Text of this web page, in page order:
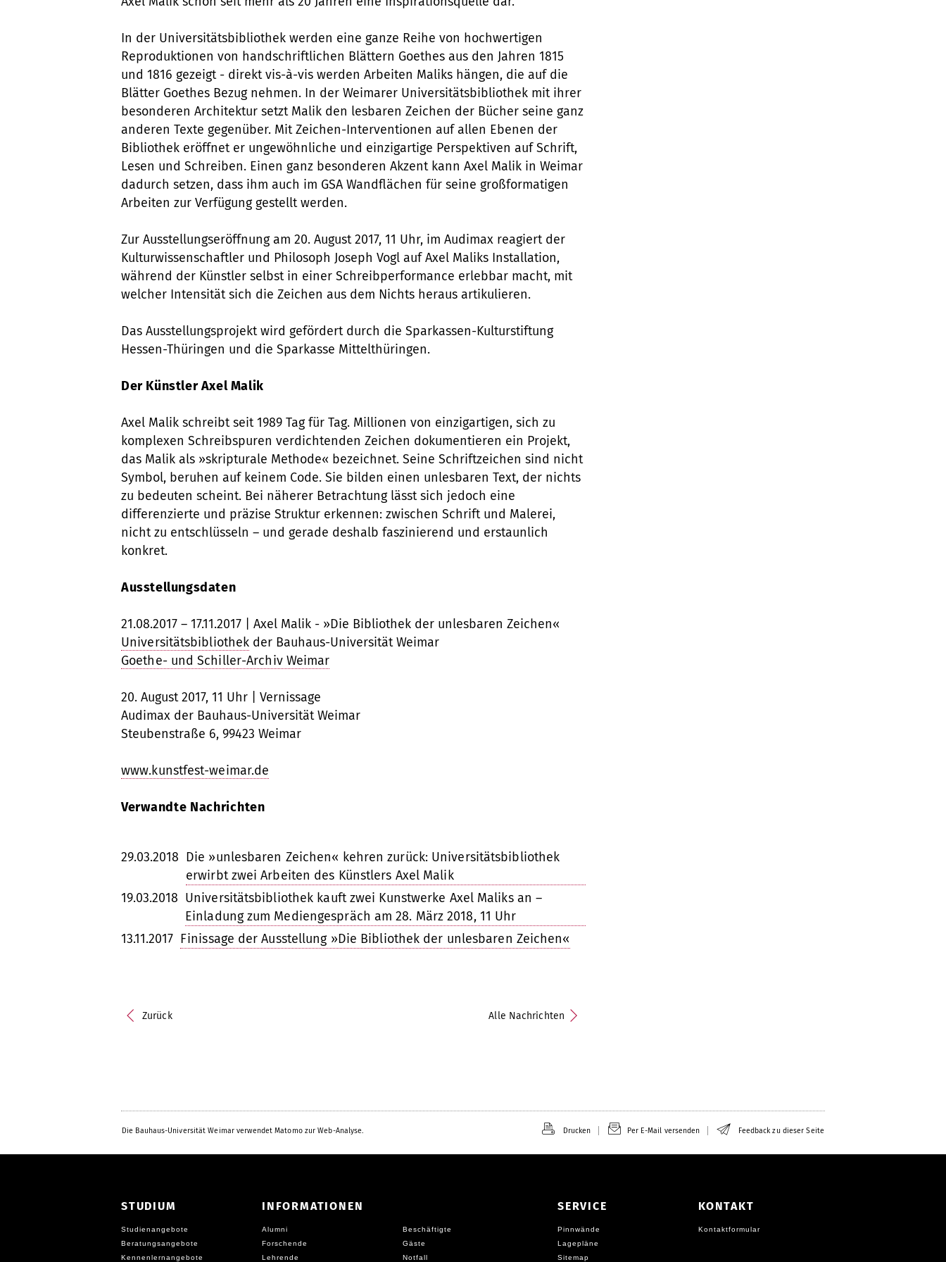
In der Universitätsbibliothek werden eine ganze Reihe von hochwertigen
Reproduktionen von handschriftlichen Blättern Goethes aus den Jahren 1815
und 1816 gezeigt - direkt vis-à-vis werden Arbeiten Maliks hängen, die auf die
Blätter Goethes Bezug nehmen. In der Weimarer Universitätsbibliothek mit ihrer
besonderen Architektur setzt Malik den lesbaren Zeichen der Bücher seine ganz
anderen Texte gegenüber. Mit Zeichen-Interventionen auf allen Ebenen der
Bibliothek eröffnet er ungewöhnliche und einzigartige Perspektiven auf Schrift,
Lesen und Schreiben. Einen ganz besonderen Akzent kann Axel Malik in Weimar
dadurch setzen, dass ihm auch im GSA Wandflächen für seine großformatigen
Arbeiten zur Verfügung gestellt werden.
Zur Ausstellungseröffnung am 20. August 2017, 11 Uhr, im Audimax reagiert der
Kulturwissenschaftler und Philosoph Joseph Vogl auf Axel Maliks Installation,
während der Künstler selbst in einer Schreibperformance erlebbar macht, mit
welcher Intensität sich die Zeichen aus dem Nichts heraus artikulieren.
Das Ausstellungsprojekt wird gefördert durch die Sparkassen-Kulturstiftung
Hessen-Thüringen und die Sparkasse Mittelthüringen.
Der Künstler Axel Malik
Axel Malik schreibt seit 1989 Tag für Tag. Millionen von einzigartigen, sich zu
komplexen Schreibspuren verdichtenden Zeichen dokumentieren ein Projekt,
das Malik als »skripturale Methode« bezeichnet. Seine Schriftzeichen sind nicht
Symbol, beruhen auf keinem Code. Sie bilden einen unlesbaren Text, der nichts
zu bedeuten scheint. Bei näherer Betrachtung lässt sich jedoch eine
differenzierte und präzise Struktur erkennen: zwischen Schrift und Malerei,
nicht zu entschlüsseln – und gerade deshalb faszinierend und erstaunlich
konkret.
Ausstellungsdaten
21.08.2017 – 17.11.2017 | Axel Malik - »Die Bibliothek der unlesbaren Zeichen«
Universitätsbibliothek der Bauhaus-Universität Weimar
Goethe- und Schiller-Archiv Weimar
20. August 2017, 11 Uhr | Vernissage
Audimax der Bauhaus-Universität Weimar
Steubenstraße 6, 99423 Weimar
www.kunstfest-weimar.de
Verwandte Nachrichten
29.03.2018 Die »unlesbaren Zeichen« kehren zurück: Universitätsbibliothek
erwirbt zwei Arbeiten des Künstlers Axel Malik
19.03.2018 Universitätsbibliothek kauft zwei Kunstwerke Axel Maliks an –
Einladung zum Mediengespräch am 28. März 2018, 11 Uhr
13.11.2017 Finissage der Ausstellung »Die Bibliothek der unlesbaren Zeichen«
Zurück Alle Nachrichten
Die Bauhaus-Universität Weimar verwendet Matomo zur Web-Analyse. Drucken Per E-Mail versenden Feedback zu dieser Seite
STUDIUM
Studienangebote
Beratungsangebote
Kennenlernangebote
INFORMATIONEN
Alumni
Beschäftigte
Forschende
Gäste
Lehrende
Notfall
SERVICE
Pinnwände
Lagepläne
Sitemap
KONTAKT
Kontaktformular